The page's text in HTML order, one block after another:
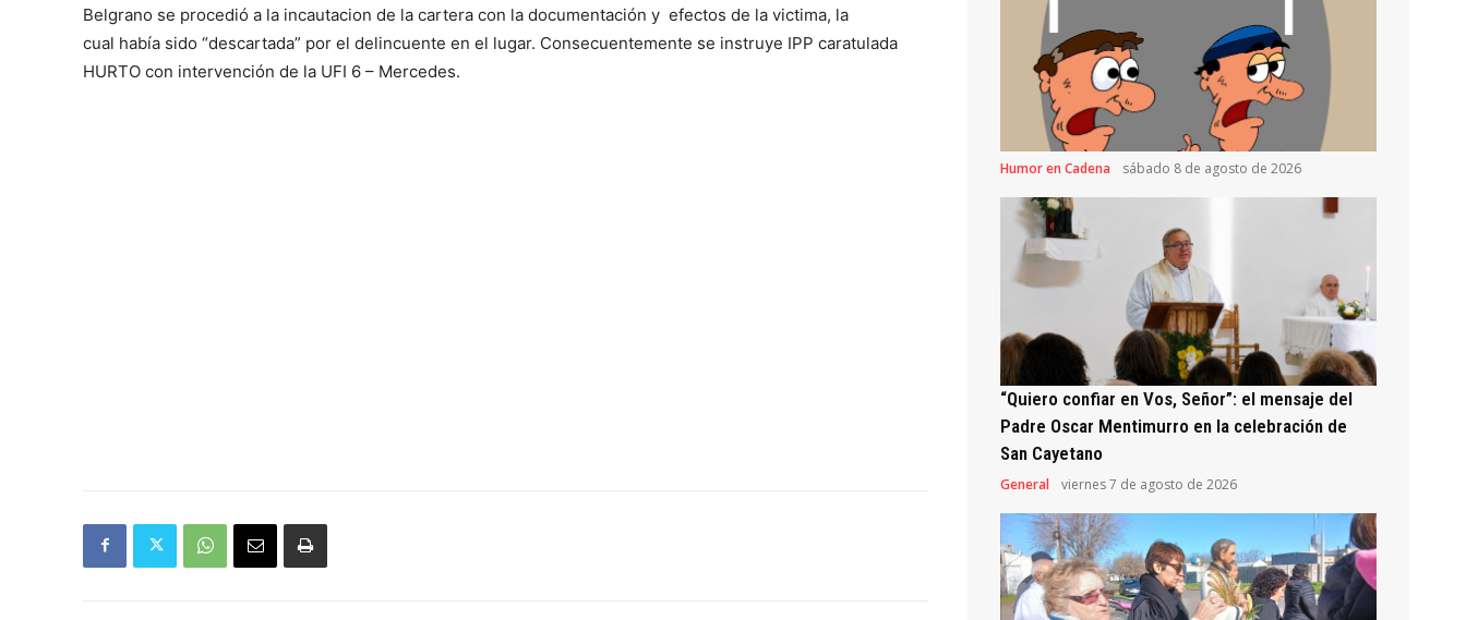
Belgrano se procedió a la incautacion de la cartera con la documentación y efectos de la victima, la
cual había sido “descartada” por el delincuente en el lugar. Consecuentemente se instruye IPP caratulada
HURTO con intervención de la UFI 6 – Mercedes.
Humor en Cadena sábado 8 de agosto de 2026
“Quiero confiar en Vos, Señor”: el mensaje del
Padre Oscar Mentimurro en la celebración de
San Cayetano
General viernes 7 de agosto de 2026